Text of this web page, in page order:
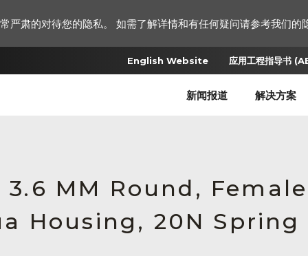
English Website 应用工程指导书
新闻报道 解决方案
3.6 MM Round,
Housing, 20N Spring
严肃的对待您的隐私。 如需了解详情和有任何疑问请参考我们的